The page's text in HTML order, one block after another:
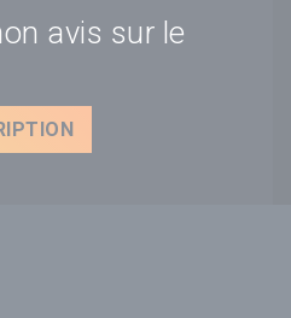
avis sur le